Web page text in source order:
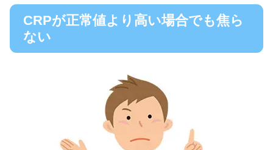
CRPが正常値より高い場合でも焦ら
ない